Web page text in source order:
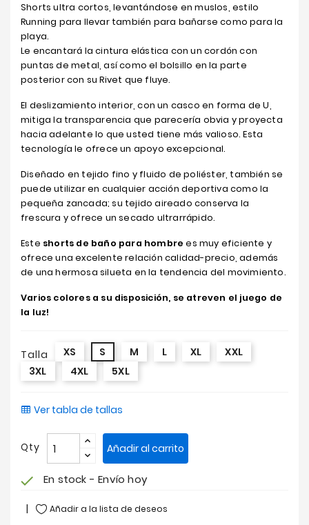
Shorts ultra cortos, levantándose en muslos, estilo
Running para llevar también para bañarse como para la
playa.
Le encantará la cintura elástica con un cordón con
puntas de metal, así como el bolsillo en la parte
posterior con su Rivet que fluye.
El deslizamiento interior, con un casco en forma de U,
mitiga la transparencia que parecería obvia y proyecta
hacia adelante lo que usted tiene más valioso. Esta
tecnología le ofrece un apoyo excepcional.
Diseñado en tejido fino y fluido de poliéster, también se
puede utilizar en cualquier acción deportiva como la
pequeña zancada; su tejido aireado conserva la
frescura y ofrece un secado ultrarrápido.
Este shorts de baño para hombrees muy eficiente y
ofrece una excelente relación calidad-precio, además
de una hermosa silueta en la tendencia del movimiento.
Varios colores a su disposición, se atreven el juego de
la luz!
Talla XS S M L XL
XXL
3XL
4XL 5XL
Ver tabla de tallas
Qty Añadir al carrito
check En stock - Envío hoy
Añadir a la lista de deseos